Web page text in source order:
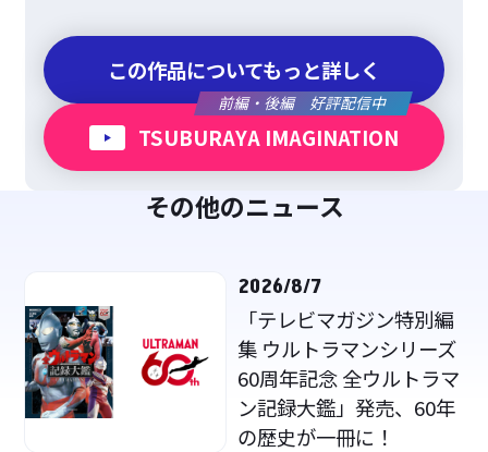
この作品についてもっと詳しく
前編・後編 好評配信中
TSUBURAYA IMAGINATION
その他のニュース
2026/8/7
「テレビマガジン特別編
集 ウルトラマンシリーズ
60周年記念 全ウルトラマ
ン記録大鑑」発売、60年
の歴史が一冊に！